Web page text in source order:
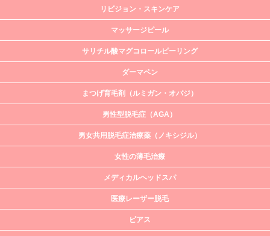
リビジョン・スキンケア
マッサージピール
サリチル酸マグコロールピーリング
ダーマペン
まつげ育毛剤（ルミガン・オバジ）
男性型脱毛症（AGA）
男女共用脱毛症治療薬（ノキシジル）
女性の薄毛治療
メディカルヘッドスパ
医療レーザー脱毛
ピアス